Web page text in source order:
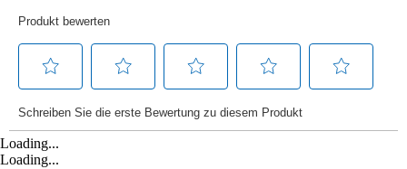
Loading...
Loading...